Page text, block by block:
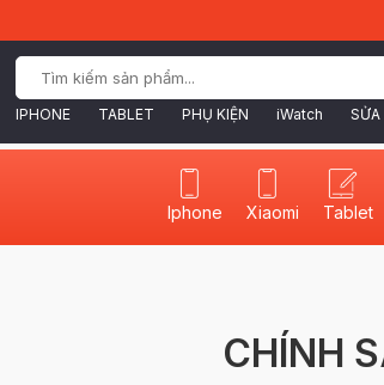
IPHONE TABLET PHỤ KIỆN iWatch SỬA
Iphone Xiaomi Tablet
CHÍNH